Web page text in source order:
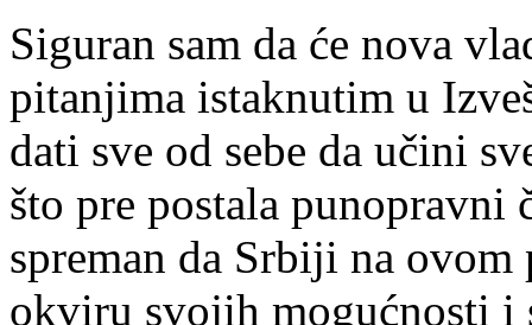
Siguran sam da će nova
pitanjima istaknutim u
dati sve od sebe da učini
što pre postala
spreman da Srbiji na
okviru svojih mogućnosti i